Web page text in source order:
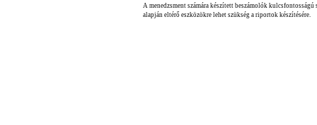
A menedzsment számára készített beszámolók
alapján eltérő eszközökre lehet szükség a riportok készítésére.